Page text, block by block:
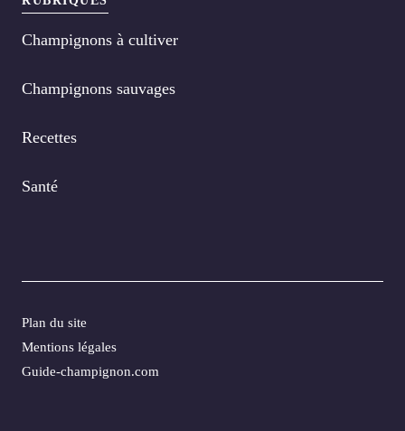
Champignons à cultiver
Champignons sauvages
Recettes
Santé
Guide-champignon.com
Plan du site
Mentions légales